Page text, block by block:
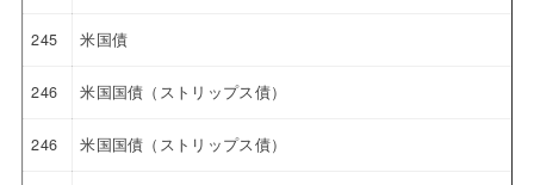
245 米国債
246 米国国債（ストリップス債）
246 米国国債（ストリップス債）